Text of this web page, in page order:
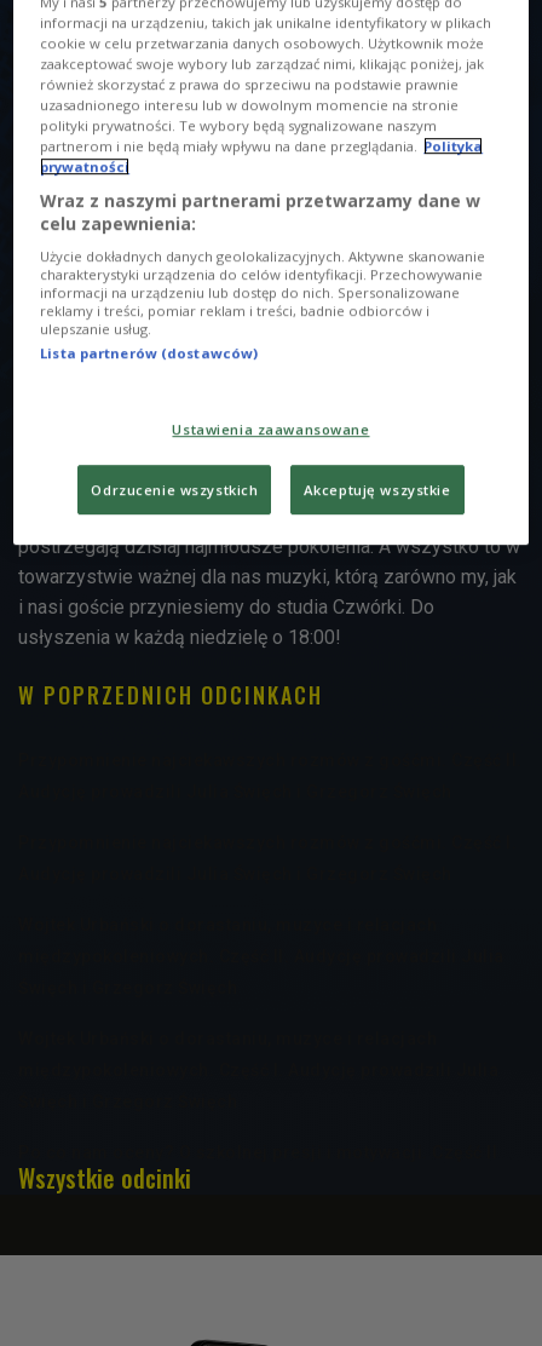
O AUDYCJI
00:00 00:00
Kiedyś to było? "Ja w Twoim wieku..." to coś więcej, niż
tylko program radiowy - to projekt, który łączy pokolenia,
pokazuje jak można budować, a nie dzielić. To rozmowy o
partnerstwie, zaufaniu i odwadze. Wspólnie z naszymi
Zanurzamy się w okresie nastoletnim, w dorosłości,
otoczeniem czy pierwszymi pracodawcami, jakie mieliśmy
obawy wchodząc w dorosłość i jak tę dorosłość
postrzegają dzisiaj najmłodsze pokolenia. A wszystko to w
towarzystwie ważnej dla nas muzyki, którą zarówno my, jak
i nasi goście przyniesiemy do studia Czwórki. Do
usłyszenia w każdą niedzielę o 18:00!
W POPRZEDNICH ODCINKACH
Wszystkie odcinki
informacji na urządzeniu, takich jak unikalne identyfikatory w plikach
cookie w celu przetwarzania danych osobowych. Użytkownik może
zaakceptować swoje wybory lub zarządzać nimi, klikając poniżej, jak
również skorzystać z prawa do sprzeciwu na podstawie prawnie
uzasadnionego interesu lub w dowolnym momencie na stronie
polityki prywatności. Te wybory będą sygnalizowane naszym
partnerom i nie będą miały wpływu na dane przeglądania.
Polityka
prywatności
Wraz z naszymi partnerami przetwarzamy dane w
celu zapewnienia:
Użycie dokładnych danych geolokalizacyjnych. Aktywne skanowanie
charakterystyki urządzenia do celów identyfikacji. Przechowywanie
informacji na urządzeniu lub dostęp do nich. Spersonalizowane
reklamy i treści, pomiar reklam i treści, badnie odbiorców i
ulepszanie usług.
Lista partnerów (dostawców)
Ustawienia zaawansowane
Odrzucenie wszystkich Akceptuję wszystkie